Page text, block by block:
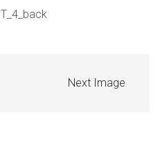
T_4_back
Next Image